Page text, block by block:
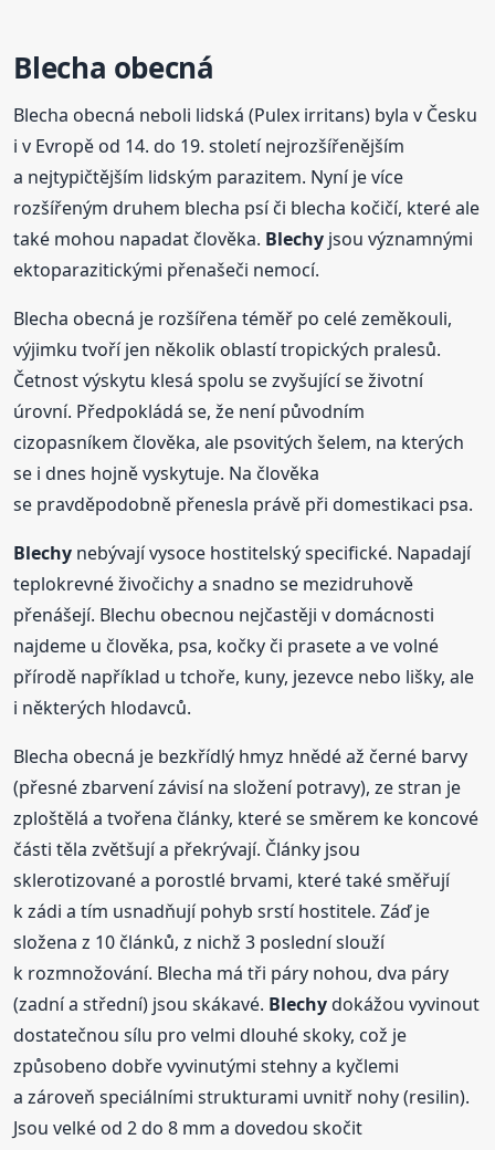
Blecha obecná
Blecha obecná neboli lidská (Pulex irritans) byla v Česku
i v Evropě od 14. do 19. století nejrozšířenějším
a nejtypičtějším lidským parazitem. Nyní je více
rozšířeným druhem blecha psí či blecha kočičí, které ale
také mohou napadat člověka. Blechy jsou významnými
ektoparazitickými přenašeči nemocí.
Blecha obecná je rozšířena téměř po celé zeměkouli,
výjimku tvoří jen několik oblastí tropických pralesů.
Četnost výskytu klesá spolu se zvyšující se životní
úrovní. Předpokládá se, že není původním
cizopasníkem člověka, ale psovitých šelem, na kterých
se i dnes hojně vyskytuje. Na člověka
se pravděpodobně přenesla právě při domestikaci psa.
Blechy nebývají vysoce hostitelský specifické. Napadají
teplokrevné živočichy a snadno se mezidruhově
přenášejí. Blechu obecnou nejčastěji v domácnosti
najdeme u člověka, psa, kočky či prasete a ve volné
přírodě například u tchoře, kuny, jezevce nebo lišky, ale
i některých hlodavců.
Blecha obecná je bezkřídlý hmyz hnědé až černé barvy
(přesné zbarvení závisí na složení potravy), ze stran je
zploštělá a tvořena články, které se směrem ke koncové
části těla zvětšují a překrývají. Články jsou
sklerotizované a porostlé brvami, které také směřují
k zádi a tím usnadňují pohyb srstí hostitele. Záď je
složena z 10 článků, z nichž 3 poslední slouží
k rozmnožování. Blecha má tři páry nohou, dva páry
(zadní a střední) jsou skákavé. Blechydokážou vyvinout
dostatečnou sílu pro velmi dlouhé skoky, což je
způsobeno dobře vyvinutými stehny a kyčlemi
a zároveň speciálními strukturami uvnitř nohy (resilin).
Jsou velké od 2 do 8 mm a dovedou skočit